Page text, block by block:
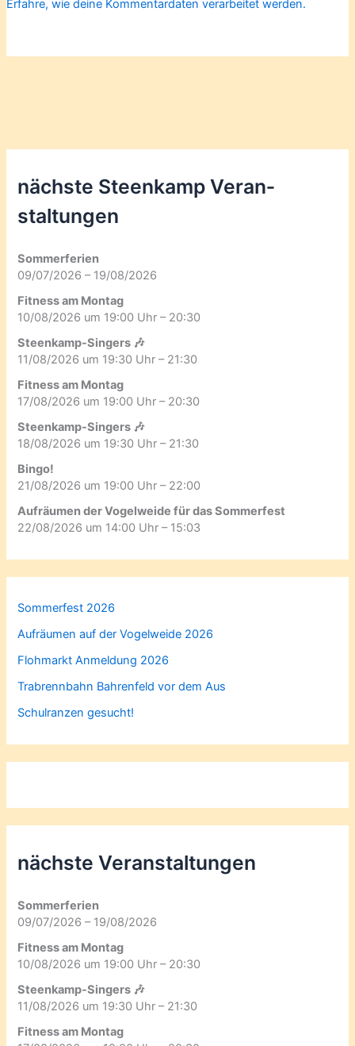
Erfahre, wie deine Kommentardaten verarbeitet werden.
nächste Steenkamp Veran­
staltungen
Sommerferien
09/07/2026 – 19/08/2026
Fitness am Montag
10/08/2026 um 19:00 Uhr – 20:30
Steenkamp-Singers 🎶
11/08/2026 um 19:30 Uhr – 21:30
Fitness am Montag
17/08/2026 um 19:00 Uhr – 20:30
Steenkamp-Singers 🎶
18/08/2026 um 19:30 Uhr – 21:30
Bingo!
21/08/2026 um 19:00 Uhr – 22:00
Aufräumen der Vogelweide für das Sommerfest
22/08/2026 um 14:00 Uhr – 15:03
Sommerfest 2026
Aufräumen auf der Vogelweide 2026
Flohmarkt Anmeldung 2026
Trabrennbahn Bahrenfeld vor dem Aus
Schulranzen gesucht!
nächste Veranstaltungen
Sommerferien
09/07/2026 – 19/08/2026
Fitness am Montag
10/08/2026 um 19:00 Uhr – 20:30
Steenkamp-Singers 🎶
11/08/2026 um 19:30 Uhr – 21:30
Fitness am Montag